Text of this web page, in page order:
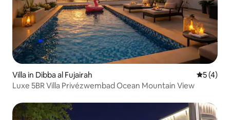
Villa in Dibba al Fujairah
5 (4)
Luxe 5BR Villa Privézwembad Ocean Mountain View